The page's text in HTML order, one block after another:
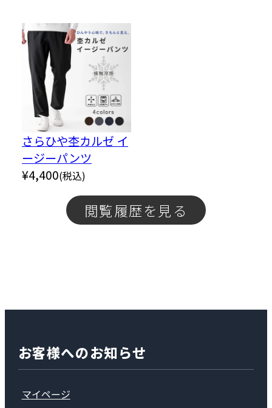
さらひや杢カルゼ イ
ージーパンツ
¥4,400(税込)
閲覧履歴を見る
お客様へのお知らせ
マイページ